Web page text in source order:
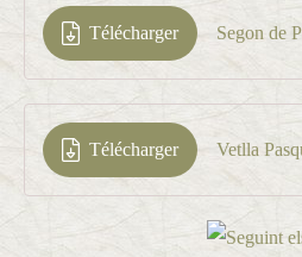
Télécharger Segon de
Télécharger Vetlla